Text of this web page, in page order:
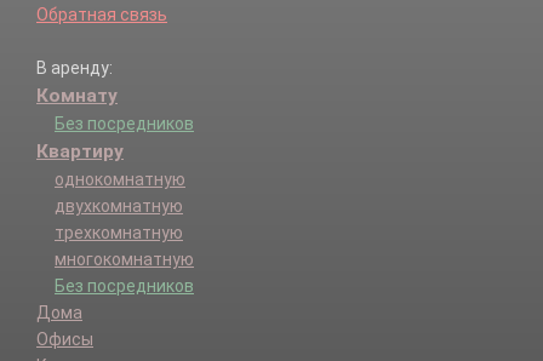
Обратная связь
В аренду:
Комнату
Без посредников
Квартиру
однокомнатную
двухкомнатную
трехкомнатную
многокомнатную
Без посредников
Дома
Офисы